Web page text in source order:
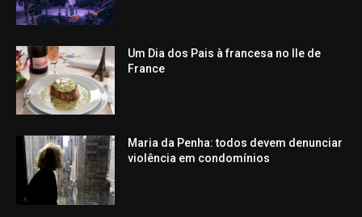
Um Dia dos Pais à francesa no Ile de
France
Maria da Penha: todos devem denunciar
violência em condomínios